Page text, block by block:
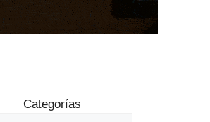
Categorías